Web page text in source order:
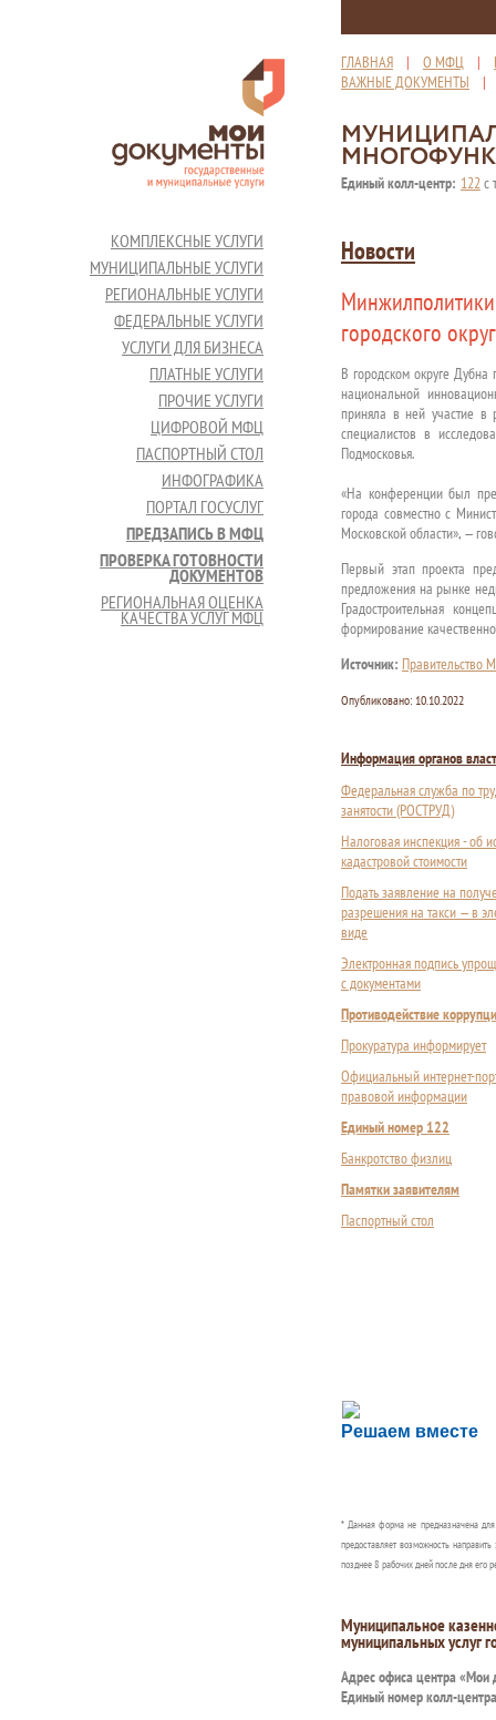
ГЛАВНАЯ | О МФЦ |
ВАЖНЫЕ ДОКУМЕНТЫ
Единый колл-центр: 122с
КОМПЛЕКСНЫЕ УСЛУГИ
МУНИЦИПАЛЬНЫЕ УСЛУГИ
РЕГИОНАЛЬНЫЕ УСЛУГИ
ФЕДЕРАЛЬНЫЕ УСЛУГИ
УСЛУГИ ДЛЯ БИЗНЕСА
ПЛАТНЫЕ УСЛУГИ
ПРОЧИЕ УСЛУГИ
ЦИФРОВОЙ МФЦ
ПАСПОРТНЫЙ СТОЛ
ИНФОГРАФИКА
ПОРТАЛ ГОСУСЛУГ
ПРЕДЗАПИСЬ В МФЦ
ПРОВЕРКА ГОТОВНОСТИ
ДОКУМЕНТОВ
РЕГИОНАЛЬНАЯ ОЦЕНКА
КАЧЕСТВА УСЛУГ МФЦ
Новости
городского
В городском округе
национальной
приняла в ней участие в
специалистов в
Подмосковья.
«На конференции был
города совместно с
Московской области», —
Первый этап проекта
предложения на рынке
Градостроительная
формирование
Источник: Правительство
Опубликовано: 10.10.2022
Информация органов
Федеральная служба по
занятости (РОСТРУД)
Налоговая инспекция - об
кадастровой стоимости
Подать заявление на
разрешения на такси — в
виде
Электронная подпись
с документами
Противодействие
Прокуратура информирует
Официальный интернет-
правовой информации
Единый номер 122
Банкротство физлиц
Памятки заявителям
Паспортный стол
Решаем вместе
Сложности с
Сообщите об этом
* Данная форма не предназначена
предоставляет возможность
позднее 8 рабочих дней после дня его
Муниципальное
муниципальных услуг
Адрес офиса центра «Мои
Единый номер колл-